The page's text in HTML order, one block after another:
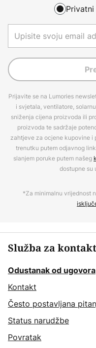
Prijavite se na Lumories
i svjetala, ventilatore,
sniženja cijena proizvoda ili
proizvoda te sadržaje
zahtjeve za ocjene kupovine i
trenutku putem odjavnog
slanjem poruke putem našeg
dostupne su
*Za minimalnu vrijednost
Služba za kontakt
Odustanak od ugovora
Kontakt
Često postavljana
Status narudžbe
Povratak